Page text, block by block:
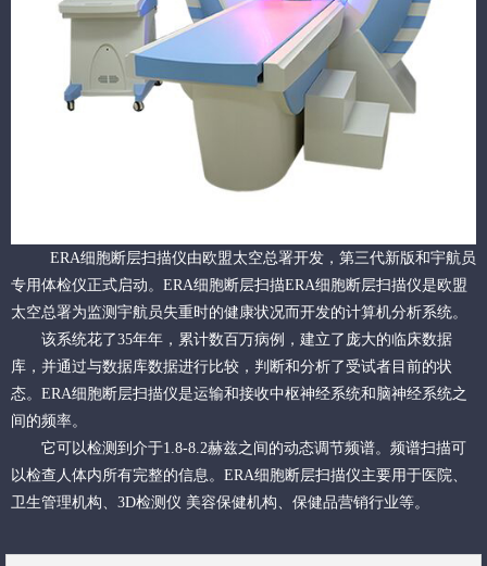
ERA细胞断层扫描仪由欧盟太空总署开发，第三代新版和宇航员
专用体检仪正式启动。ERA细胞断层扫描ERA细胞断层扫描仪是欧盟
太空总署为监测宇航员失重时的健康状况而开发的计算机分析系统。
该系统花了35年年，累计数百万病例，建立了庞大的临床数据
库，并通过与数据库数据进行比较，判断和分析了受试者目前的状
态。ERA细胞断层扫描仪是运输和接收中枢神经系统和脑神经系统之
间的频率。
它可以检测到介于1.8-8.2赫兹之间的动态调节频谱。频谱扫描可
以检查人体内所有完整的信息。ERA细胞断层扫描仪主要用于医院、
卫生管理机构、3D检测仪 美容保健机构、保健品营销行业等。